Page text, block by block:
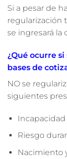
Si a pesar de
regularización
se ingresará la
¿Qué ocurre
bases de
NO se
siguientes
Incapacidad
Riesgo
Nacimiento